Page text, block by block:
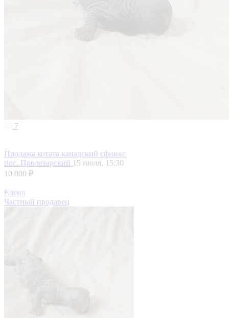
7
Продажа котата канадский сфинкс
пос. Пролетарский 15 июля, 15:30
10 000 ₽
Елена
Частный продавец